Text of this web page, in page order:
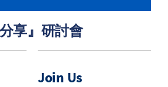
享』研討會
Join Us